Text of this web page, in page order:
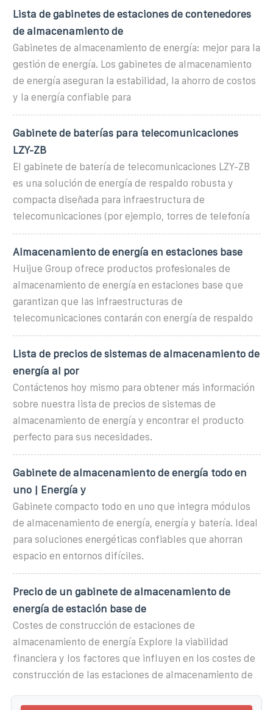
Lista de gabinetes de estaciones de contenedores
de almacenamiento de
Gabinetes de almacenamiento de energía: mejor para la
gestión de energía. Los gabinetes de almacenamiento
de energía aseguran la estabilidad, la ahorro de costos
y la energía confiable para
Gabinete de baterías para telecomunicaciones
LZY-ZB
El gabinete de batería de telecomunicaciones LZY-ZB
es una solución de energía de respaldo robusta y
compacta diseñada para infraestructura de
telecomunicaciones (por ejemplo, torres de telefonía
Almacenamiento de energía en estaciones base
Huijue Group ofrece productos profesionales de
almacenamiento de energía en estaciones base que
garantizan que las infraestructuras de
telecomunicaciones contarán con energía de respaldo
Lista de precios de sistemas de almacenamiento de
energía al por
Contáctenos hoy mismo para obtener más información
sobre nuestra lista de precios de sistemas de
almacenamiento de energía y encontrar el producto
perfecto para sus necesidades.
Gabinete de almacenamiento de energía todo en
uno | Energía y
Gabinete compacto todo en uno que integra módulos
de almacenamiento de energía, energía y batería. Ideal
para soluciones energéticas confiables que ahorran
espacio en entornos difíciles.
Precio de un gabinete de almacenamiento de
energía de estación base de
Costes de construcción de estaciones de
almacenamiento de energía Explore la viabilidad
financiera y los factores que influyen en los costes de
construcción de las estaciones de almacenamiento de